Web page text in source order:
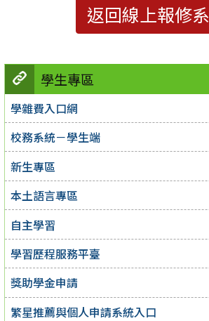
學生專區
學雜費入口網
校務系統－學生端
新生專區
本土語言專區
自主學習
學習歷程服務平臺
獎助學金申請
繁星推薦與個人申請系統入口
返回線上報修